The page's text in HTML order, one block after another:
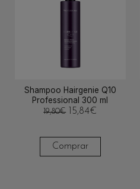
Shampoo Hairgenie Q10
Professional 300 ml
19,80€ 15,84€
Comprar